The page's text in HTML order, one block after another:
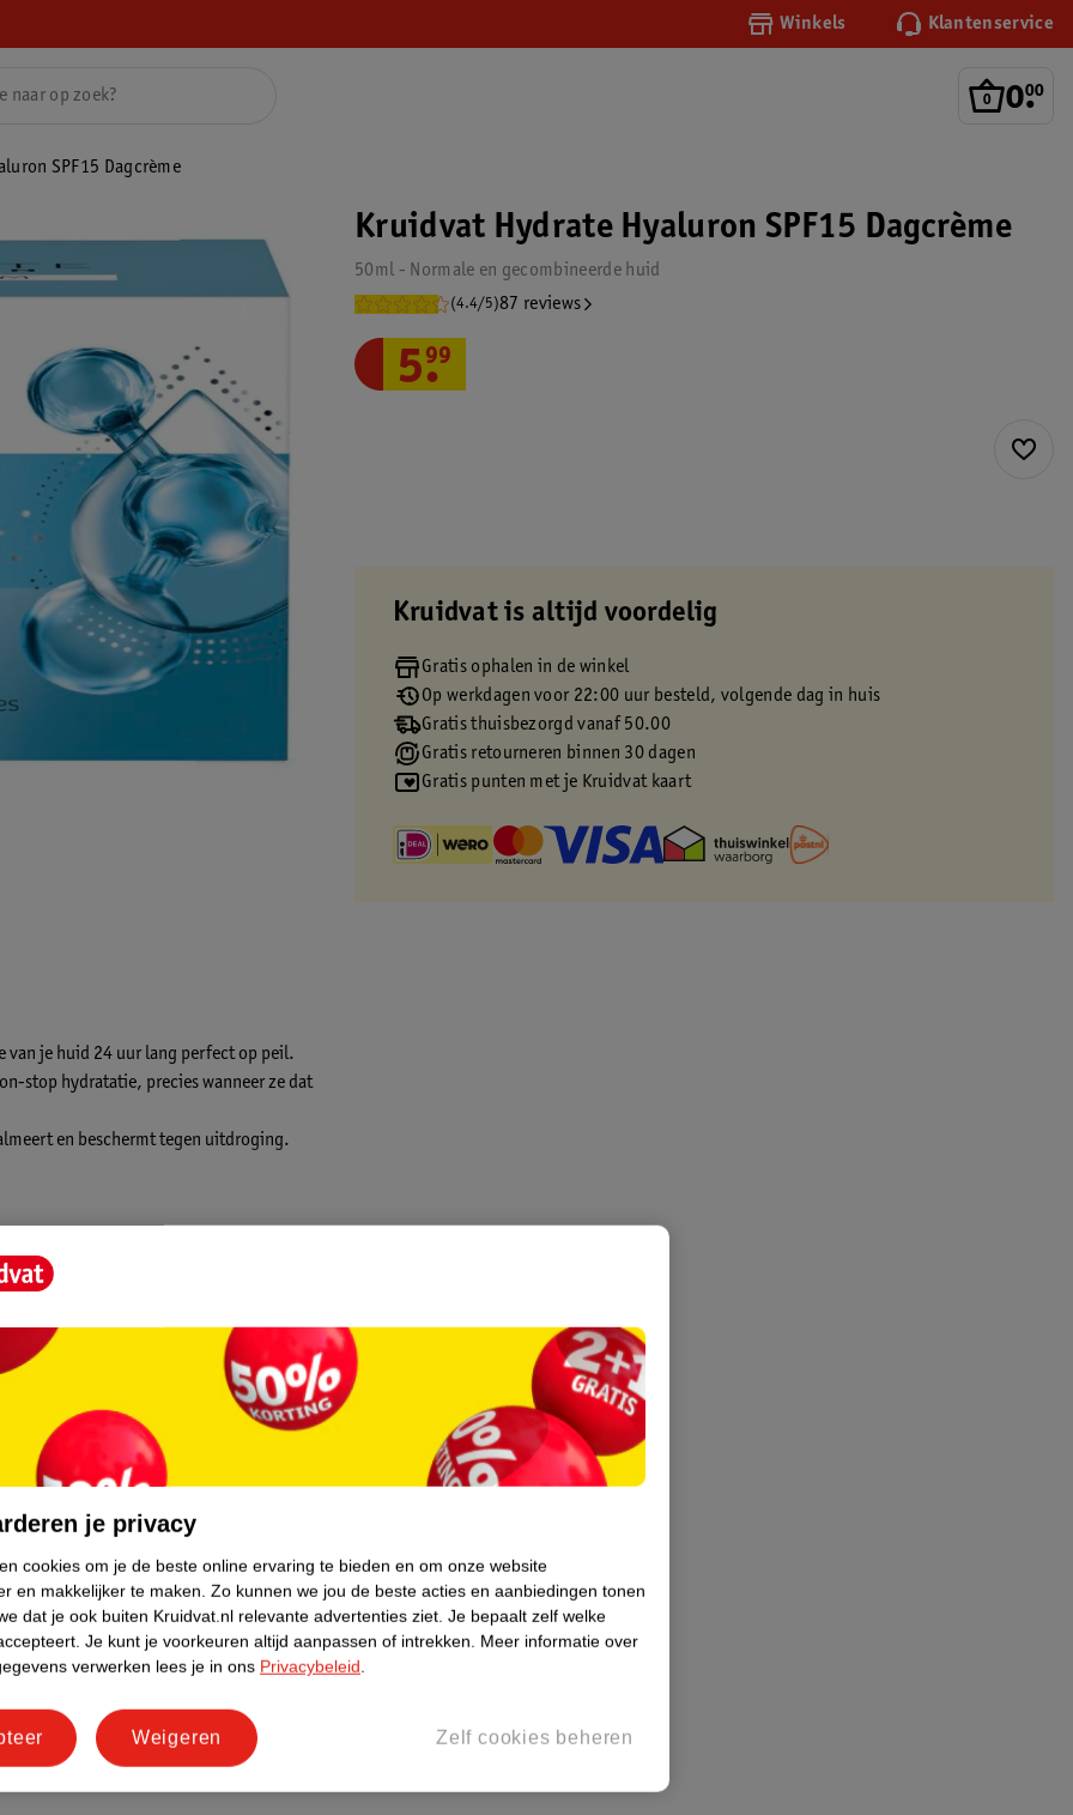
Winkels Klantenservice
0.
00
SPF15 Dagcrème
van je huid 24 uur lang perfect op peil.
stop hydratatie, precies wanneer ze dat
en beschermt tegen uitdroging.
peil
verfrist aan
aan na een serum of onder je
(+) = lage impact op het milieu.
Kruidvat Hydrate Hyaluron SPF15 Dagcrème
50ml - Normale en gecombineerde huid
(4.4/5)87 reviews
5.
99
Kruidvat is altijd voordelig
Gratis ophalen in de winkel
Op werkdagen voor 22:00 uur besteld, volgende dag in huis
Gratis thuisbezorgd vanaf 50.00
Gratis retourneren binnen 30 dagen
Gratis punten met je Kruidvat kaart
je privacy
cookies om je de beste online ervaring te bieden en om onze website
en makkelijker te maken. Zo kunnen we jou de beste acties en aanbiedingen tonen
dat je ook buiten Kruidvat.nl relevante advertenties ziet. Je bepaalt zelf welke
Je kunt je voorkeuren altijd aanpassen of intrekken. Meer informatie over
verwerken lees je in ons Privacybeleid.
Zelf cookies beheren
Weigeren